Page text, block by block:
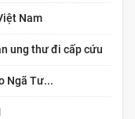
Nam
ung thư đi cấp cứu
Ngã Tư...